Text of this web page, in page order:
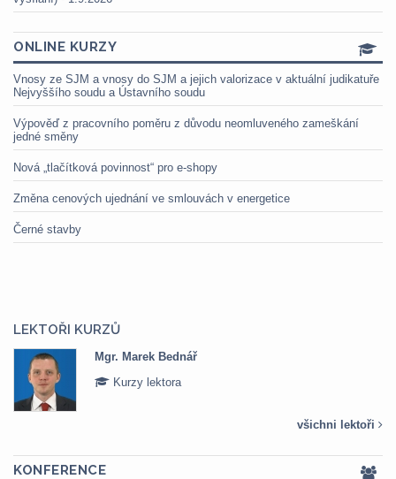
ONLINE KURZY
Vnosy ze SJM a vnosy do SJM a jejich valorizace v aktuální judikatuře
Nejvyššího soudu a Ústavního soudu
Výpověď z pracovního poměru z důvodu neomluveného zameškání
jedné směny
Nová „tlačítková povinnost“ pro e-shopy
Změna cenových ujednání ve smlouvách v energetice
Černé stavby
LEKTOŘI KURZŮ
Mgr. Marek Bednář
Kurzy lektora
všichni lektoři
KONFERENCE